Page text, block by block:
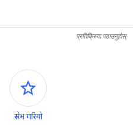
प्रतिक्रिया पठाउनुहोस्
किनाराका प्यानलहरू
सेभ गरियो